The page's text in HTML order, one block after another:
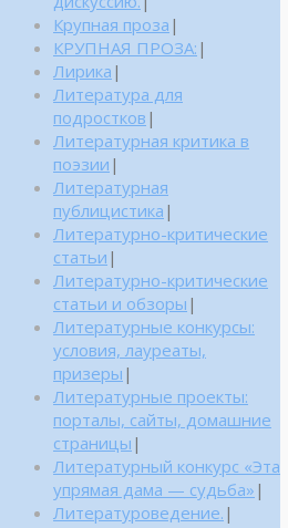
Крупная проза |
КРУПНАЯ ПРОЗА: |
Лирика |
Литература для
подростков |
Литературная критика в
поэзии |
Литературная
публицистика |
Литературно-критические
статьи |
Литературно-критические
статьи и обзоры |
Литературные конкурсы:
условия, лауреаты,
призеры |
Литературные проекты:
порталы, сайты, домашние
страницы |
Литературный конкурс «Эта
упрямая дама — судьба» |
Литературоведение. |